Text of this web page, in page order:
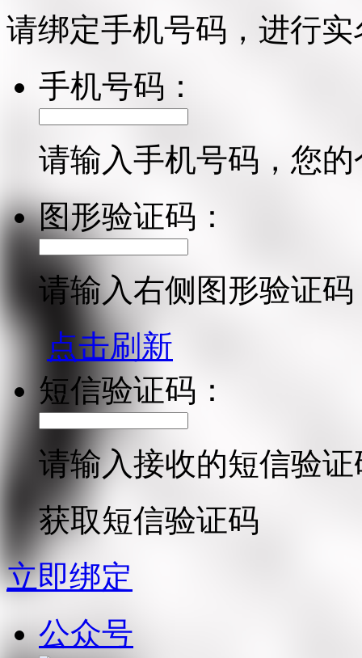
请绑定手机号码，进行
手机号码：
请输入手机号码，您
图形验证码：
请输入右侧图形验证码
点击刷新
短信验证码：
请输入接收的短信验证
获取短信验证码
立即绑定
公众号